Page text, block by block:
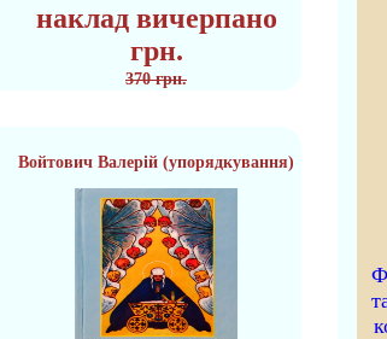
наклад вичерпано
грн.
370 грн.
Войтович Валерій (упорядкування)